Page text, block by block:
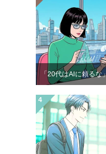
「20代はAIに頼る